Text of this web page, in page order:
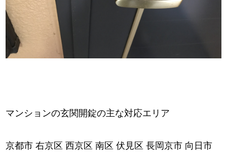
マンションの玄関開錠の主な対応エリア
京都市 右京区 西京区 南区 伏見区 長岡京市 向日市